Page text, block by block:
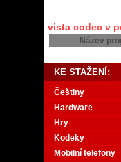
vista codec v
Název
KE STAŽENÍ:
Češtiny
Hardware
Hry
Kodeky
Mobilní telefony